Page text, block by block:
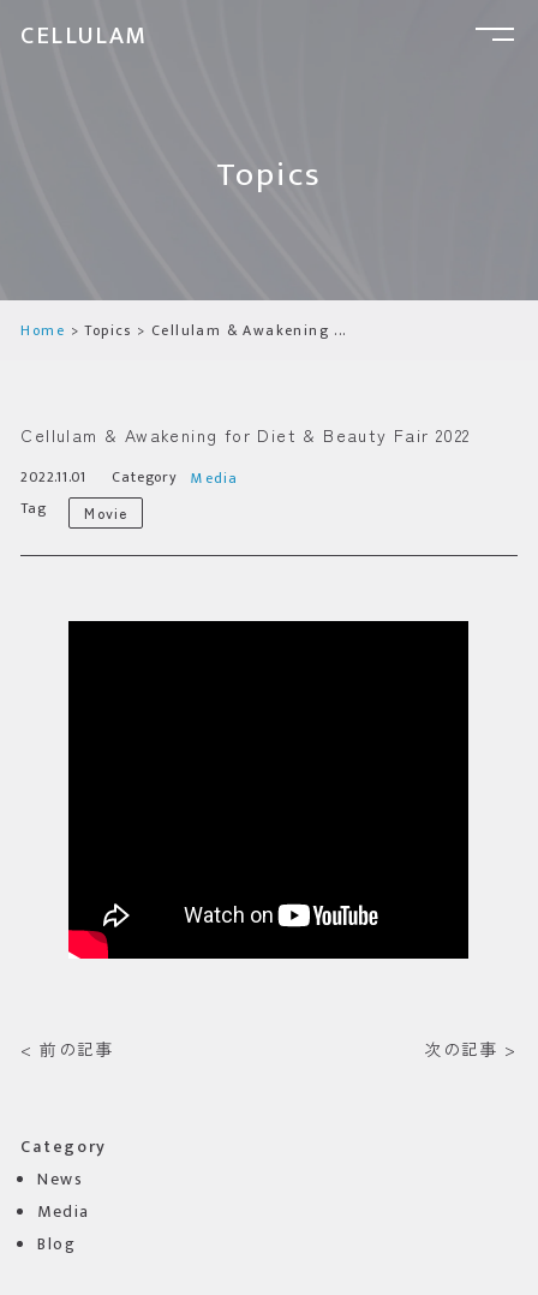
CELLULAM
Topics
Home Topics Cellulam & Awakening ...
Cellulam & Awakening for Diet & Beauty Fair 2022
2022.11.01
Category
Media
Tag
Movie
< 前の記事 次の記事 >
Category
News
Media
Blog